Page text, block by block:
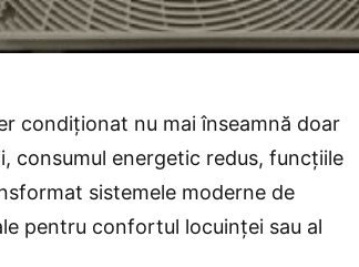
condiționat nu mai înseamnă doar
consumul energetic redus, funcțiile
sistemele moderne de
pentru confortul locuinței sau al